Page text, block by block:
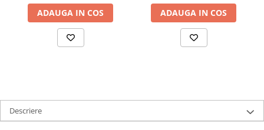
ADAUGA IN COS ADAUGA IN COS
Descriere